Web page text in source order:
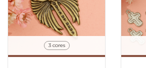
3 cores